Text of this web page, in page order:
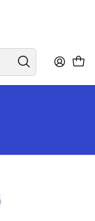
400.000
M